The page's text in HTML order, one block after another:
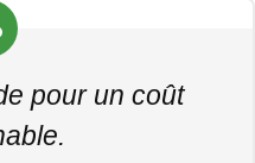
pour un coût